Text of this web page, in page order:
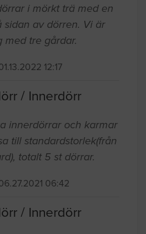
i mörkt trä med en
sidan av dörren. Vi är
med tre gårdar.
12:17
/ Innerdörr
innerdörrar och karmar
till standardstorlek(från
totalt 5 st dörrar.
06:42
/ Innerdörr